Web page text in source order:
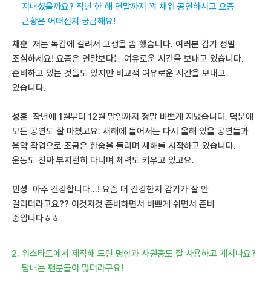
지내셨을까요? 작년 한 해 연말까지 꽉 채워 공연하시고 요즘
근황은 어떠신지 궁금해요!
채훈 저는 독감에 걸려서 고생을 좀 했습니다. 여러분 감기 정말
조심하세요! 요즘은 연말보다는 여유로운 시간을 보내고 있습니다.
준비하고 있는 것들도 있지만 비교적 여유로운 시간을 보내고
있습니다.
성훈 작년에 1월부터 12월 말일까지 정말 바쁘게 지냈습니다. 덕분에
모든 공연도 잘 마쳤고요. 새해에 들어서는 다시 올해 있을 공연들과
음악 작업으로 조금은 한숨을 돌리며 새해를 시작하고 있습니다.
운동도 진짜 부지런히 다니며 체력도 키우고 있고요.
민성 아주 건강합니다…! 요즘 더 간강한지 감기가 잘 안
걸리더라고요?? 이것저것 준비하면서 바쁘게 쉬면서 준비
중입니다ㅎㅎ
위스타트에서 제작해 드린 명함과 사원증도 잘 사용하고 계시나요?
탐내는 팬분들이 많더라구요!